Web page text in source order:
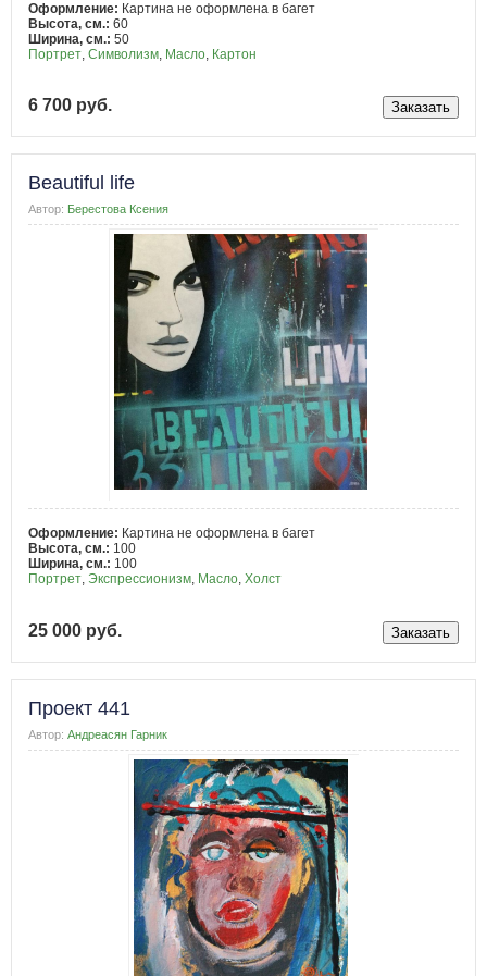
Оформление: Картина не оформлена в багет
Высота, см.: 60
Ширина, см.: 50
Портрет, Символизм, Масло, Картон
6 700 руб.
Beautiful life
Автор: Берестова Ксения
Оформление: Картина не оформлена в багет
Высота, см.: 100
Ширина, см.: 100
Портрет, Экспрессионизм, Масло, Холст
25 000 руб.
Проект 441
Автор: Андреасян Гарник